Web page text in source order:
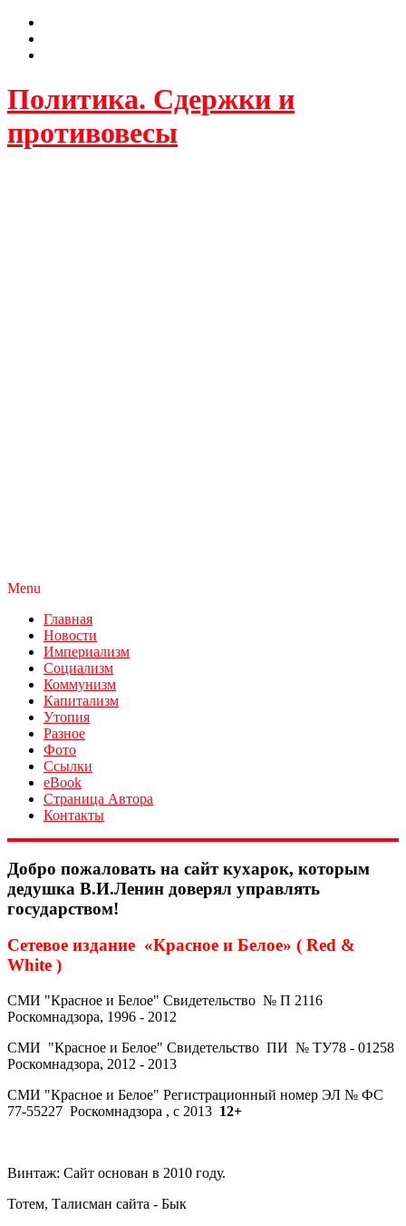
Политика. Сдержки и
противовесы
Menu
Главная
Новости
Империализм
Социализм
Коммунизм
Капитализм
Утопия
Разное
Фото
Ссылки
eBook
Страница Автора
Контакты
Добро пожаловать на сайт кухарок, которым
дедушка В.И.Ленин доверял управлять
государством!
Сетевое издание «Красное и Белое» ( Red &
White )
СМИ "Красное и Белое" Свидетельство № П 2116
Роскомнадзора, 1996 - 2012
СМИ "Красное и Белое" Свидетельство ПИ № ТУ78 - 01258
Роскомнадзора, 2012 - 2013
СМИ "Красное и Белое" Регистрационный номер ЭЛ № ФС
77-55227 Роскомнадзора , с 2013 12+
Винтаж: Сайт основан в 2010 году.
Тотем, Талисман сайта - Бык